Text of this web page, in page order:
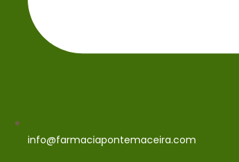
info@farmaciapontemaceira.com